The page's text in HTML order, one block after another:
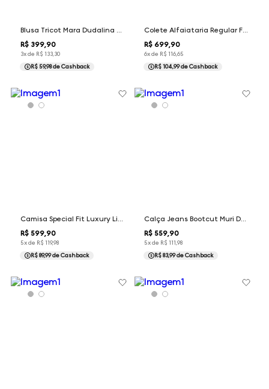
Blusa Tricot Mara Dudalina Feminina
R$ 399,90
3x de R$ 133,30
R$ 59,98de Cashback
Colete Alfaiataria Regular Fit Isabel Dudalina Feminina
R$ 699,90
6x de R$ 116,65
R$ 104,99de Cashback
R$ 599 90
5x de R$ 119,98
R$ 89,99de Cashback
R$ 559 90
5x de R$ 111,98
R$ 83,99de Cashback